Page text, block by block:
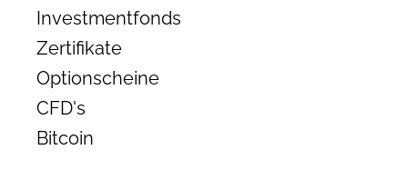
Investmentfonds
Zertifikate
Optionscheine
CFD's
Bitcoin